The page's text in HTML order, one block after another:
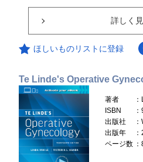
詳しく
ほしいものリストに登録
Te Linde's Operative
著者
ISBN
出版社
出版年
ページ数